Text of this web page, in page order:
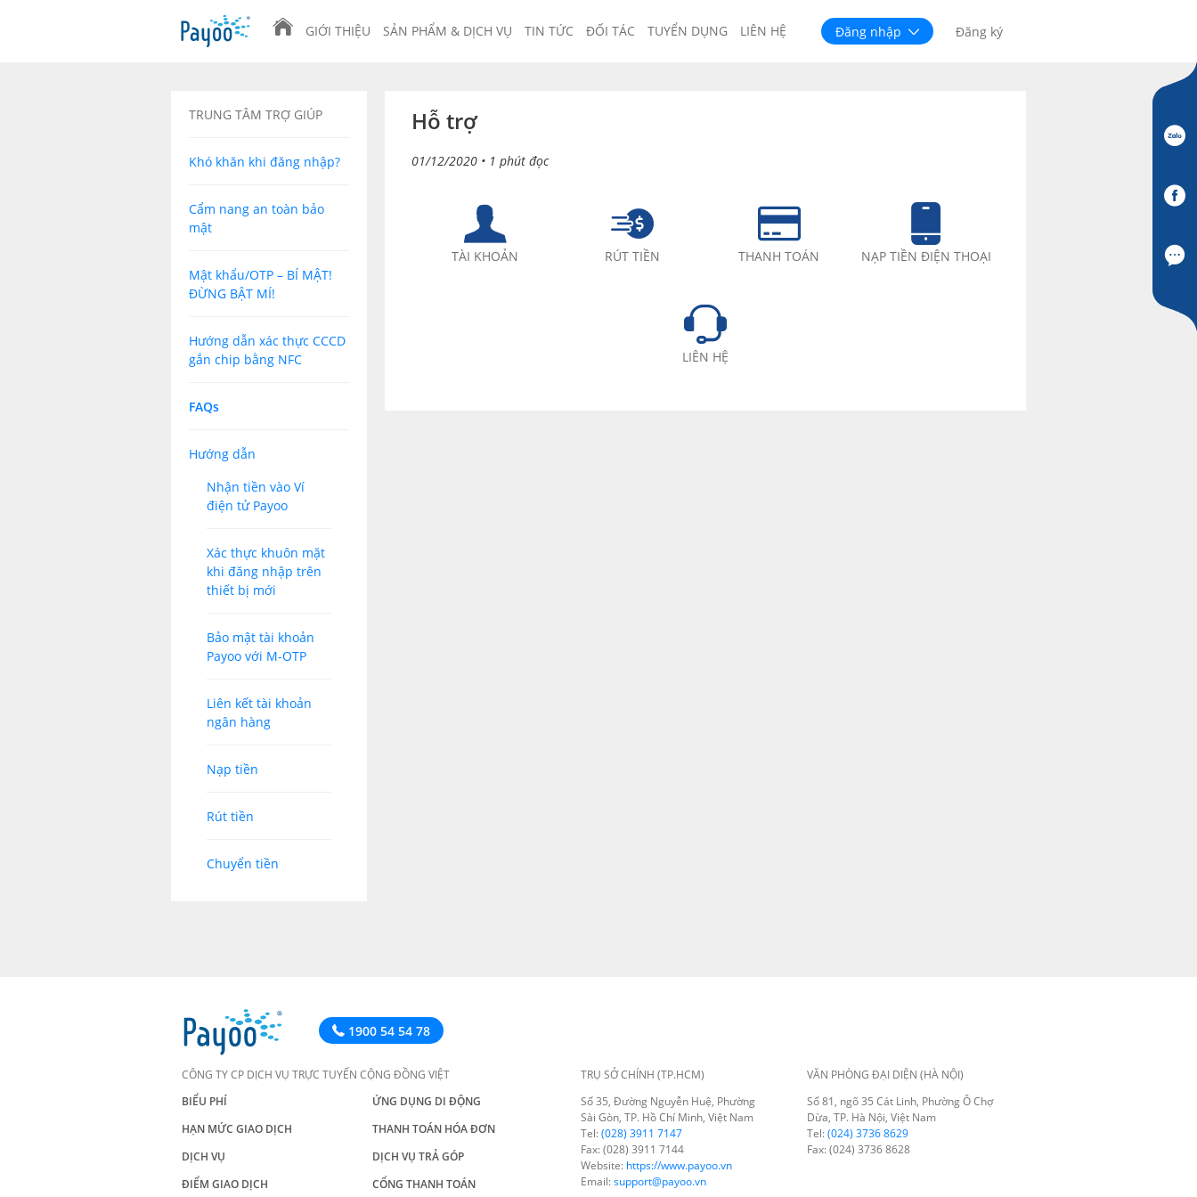
GIỚI THIỆU SẢN PHẨM & DỊCH VỤ TIN TỨC ĐỐI TÁC TUYỂN DỤNG LIÊN HỆ Đăng nhập Đăng ký
TRUNG TÂM TRỢ GIÚP
Khó khăn khi đăng nhập?
Cẩm nang an toàn bảo
mật
Mật khẩu/OTP – BÍ MẬT!
ĐỪNG BẬT MÍ!
Hướng dẫn xác thực CCCD
gắn chip bằng NFC
FAQs
Hướng dẫn
Nhận tiền vào Ví
điện tử Payoo
Xác thực khuôn mặt
khi đăng nhập trên
thiết bị mới
Bảo mật tài khoản
Payoo với M-OTP
Liên kết tài khoản
ngân hàng
Nạp tiền
Rút tiền
Chuyển tiền
Hỗ trợ
01/12/2020 • 1 phút đọc
TÀI KHOẢN RÚT TIỀN THANH TOÁN NẠP TIỀN ĐIỆN THOẠI
LIÊN HỆ
1900 54 54 78
CÔNG TY CP DỊCH VỤ TRỰC TUYẾN CỘNG ĐỒNG VIỆT
BIỂU PHÍ
HẠN MỨC GIAO DỊCH
DỊCH VỤ
ĐIỂM GIAO DỊCH
ỨNG DỤNG DI ĐỘNG
THANH TOÁN HÓA ĐƠN
DỊCH VỤ TRẢ GÓP
CỔNG THANH TOÁN
TRỤ SỞ CHÍNH (TP.HCM)
Số 35, Đường Nguyễn Huệ, Phường
Sài Gòn, TP. Hồ Chí Minh, Việt Nam
Tel:(028) 3911 7147
Fax: (028) 3911 7144
Website: https://www.payoo.vn
Email:support@payoo.vn
VĂN PHÒNG ĐẠI DIỆN (HÀ NỘI)
Số 81, ngõ 35 Cát Linh, Phường Ô Chợ
Dừa, TP. Hà Nội, Việt Nam
Tel:(024) 3736 8629
Fax: (024) 3736 8628